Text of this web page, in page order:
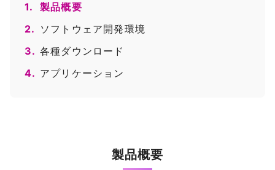
1.
製品概要
2. ソフトウェア開発環境
3. 各種ダウンロード
4. アプリケーション
製品概要